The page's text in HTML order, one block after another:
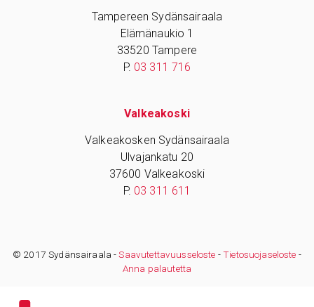
Tampereen Sydänsairaala
Elämänaukio 1
33520 Tampere
P. 03 311 716
Valkeakoski
Valkeakosken Sydänsairaala
Ulvajankatu 20
37600 Valkeakoski
P. 03 311 611
© 2017 Sydänsairaala -Saavutettavuusseloste -Tietosuojaseloste -
Anna palautetta